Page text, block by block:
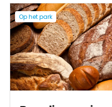
Op het park